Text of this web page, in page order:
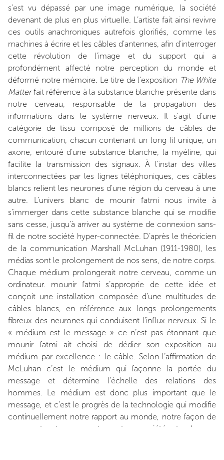
s’est vu dépassé par une image numérique, la société
devenant de plus en plus virtuelle. L’artiste fait ainsi revivre
ces outils anachroniques autrefois glorifiés, comme les
machines à écrire et les câbles d’antennes, afin d’interroger
cette révolution de l’image et du support qui a
profondément affecté notre perception du monde et
déformé notre mémoire. Le titre de l’exposition The White
Matterfait référence à la substance blanche présente dans
notre cerveau, responsable de la propagation des
informations dans le système nerveux. Il s’agit d’une
catégorie de tissu composé de millions de câbles de
communication, chacun contenant un long fil unique, un
axone, entouré d’une substance blanche, la myéline, qui
facilite la transmission des signaux. À l’instar des villes
interconnectées par les lignes téléphoniques, ces câbles
blancs relient les neurones d’une région du cerveau à une
autre. L’univers blanc de mounir fatmi nous invite à
s’immerger dans cette substance blanche qui se modifie
sans cesse, jusqu’à arriver au système de connexion sans-
fil de notre société hyper-connectée. D’après le théoricien
de la communication Marshall McLuhan (1911-1980), les
médias sont le prolongement de nos sens, de notre corps.
Chaque médium prolongerait notre cerveau, comme un
ordinateur. mounir fatmi s’approprie de cette idée et
conçoit une installation composée d’une multitudes de
câbles blancs, en référence aux longs prolongements
fibreux des neurones qui conduisent l’influx nerveux. Si le
« médium est le message » ce n’est pas étonnant que
mounir fatmi ait choisi de dédier son exposition au
médium par excellence : le câble. Selon l’affirmation de
McLuhan c’est le médium qui façonne la portée du
message et détermine l’échelle des relations des
hommes. Le médium est donc plus important que le
message, et c’est le progrès de la technologie qui modifie
continuellement notre rapport au monde, notre façon de
penser et notre comportement en société, et cela sans